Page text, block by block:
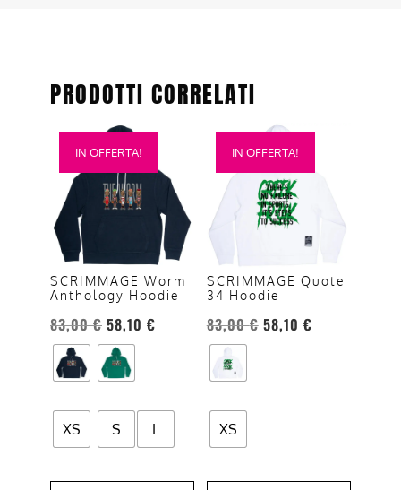
PRODOTTI CORRELATI
IN OFFERTA!
SCRIMMAGE Worm
Anthology Hoodie
83,00€ 58,10 €
XS S L
Questo
prodotto
più
varianti.
Le
opzioni
possono
essere
scelte
nella
del
prodotto
IN OFFERTA!
SCRIMMAGE Quote
34 Hoodie
83,00€ 58,10 €
XS
Questo
prodotto
più
varianti.
Le
opzioni
possono
essere
scelte
nella
del
prodotto